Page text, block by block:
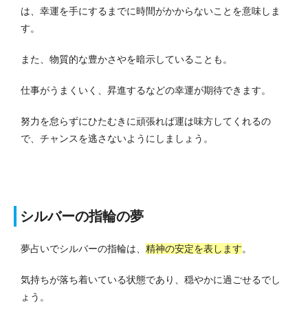
は、幸運を手にするまでに時間がかからないことを意味しま
す。
また、物質的な豊かさやを暗示していることも。
仕事がうまくいく、昇進するなどの幸運が期待できます。
努力を怠らずにひたむきに頑張れば運は味方してくれるの
で、チャンスを逃さないようにしましょう。
シルバーの指輪の夢
夢占いでシルバーの指輪は、 精神の安定を表します。
気持ちが落ち着いている状態であり、穏やかに過ごせるでし
ょう。